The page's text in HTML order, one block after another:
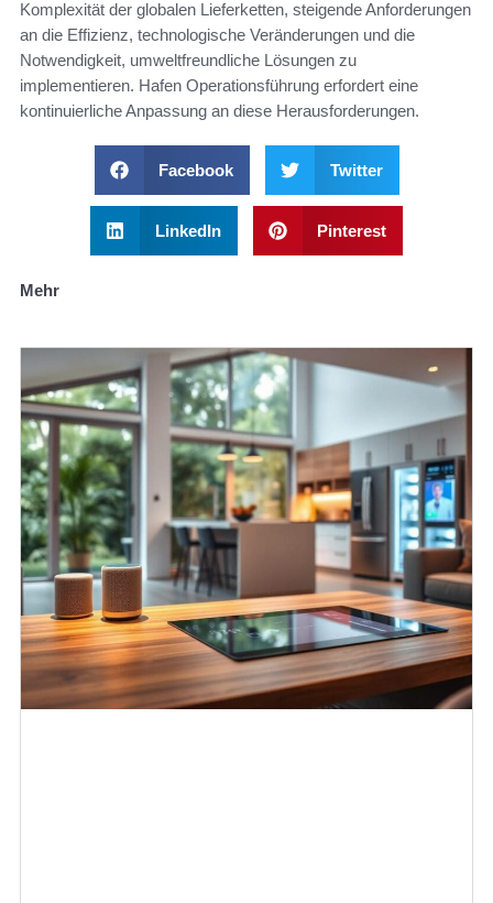
Komplexität der globalen Lieferketten, steigende Anforderungen
an die Effizienz, technologische Veränderungen und die
Notwendigkeit, umweltfreundliche Lösungen zu
implementieren. Hafen Operationsführung erfordert eine
kontinuierliche Anpassung an diese Herausforderungen.
Facebook Twitter
LinkedIn Pinterest
Mehr